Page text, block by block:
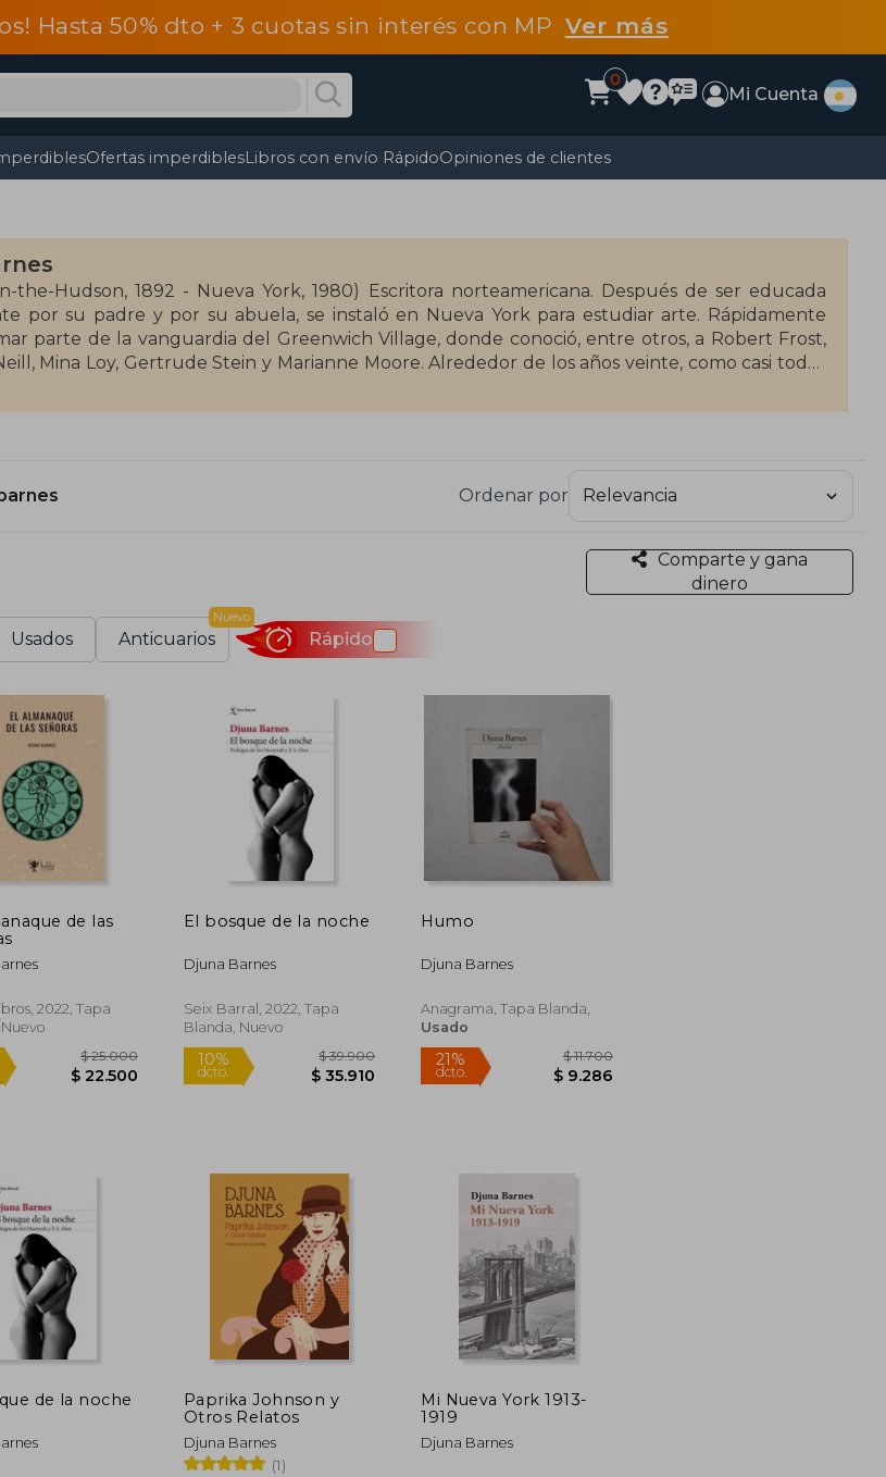
Hasta 50% dto + 3 cuotas sin interés con MP Ver más
0
Mi Cuenta
Ofertas imperdiblesLibros con envío RápidoOpiniones de clientes
the-Hudson, 1892 - Nueva York, 1980) Escritora norteamericana. Después de ser educada
por su padre y por su abuela, se instaló en Nueva York para estudiar arte. Rápidamente
parte de la vanguardia del Greenwich Village, donde conoció, entre otros, a Robert Frost,
Mina Loy, Gertrude Stein y Marianne Moore. Alrededor de los años veinte, como casi todos
escritores norteamericanos, se trasladó a París. Durante los años de entreguerras frecuentó a
figuras del mundo del cine y de la literatura, desde Charles Chaplin y Marcel Duchamp hasta
Ezra Pound, Alexis Carrel, Samuel Beckett o Ernest Hemingway.
Ordenar por
Comparte y gana
dinero
Usados Anticuarios
Nuevo
Rápido
de las
2022, Tapa
$ 25.000
El bosque de la noche
Djuna Barnes
Seix Barral, 2022, Tapa
Blanda, Nuevo
10%
dcto. $ 35.910
Humo
Djuna Barnes
Anagrama, Tapa Blanda,
Usado
21%
de la noche
Paprika Johnson y
Otros Relatos
Djuna Barnes
(1)
Mi Nueva York 1913-
1919
Djuna Barnes